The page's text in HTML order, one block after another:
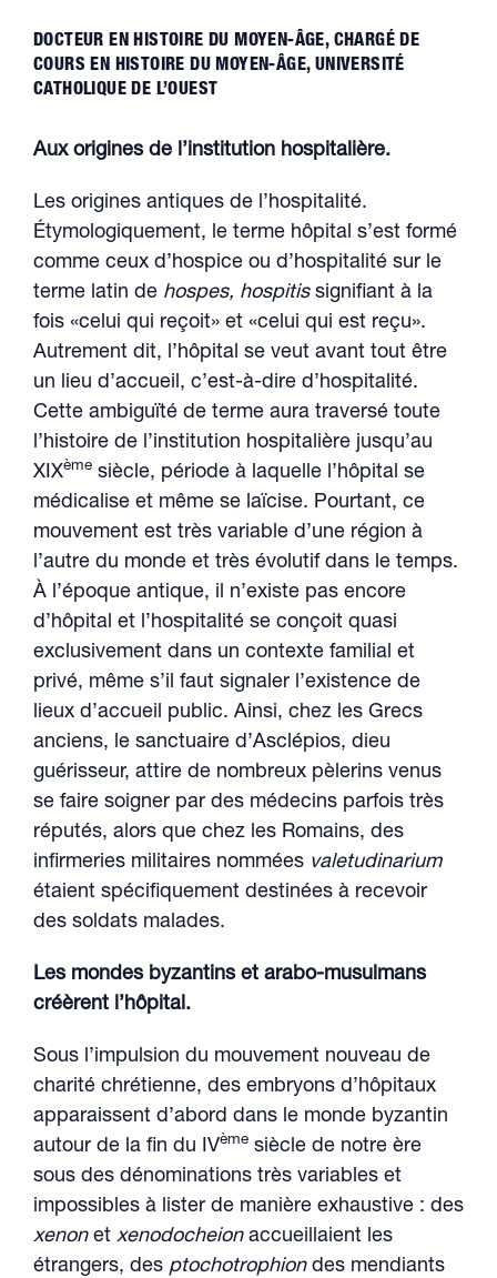
DOCTEUR EN HISTOIRE DU MOYEN-ÂGE, CHARGÉ DE
COURS EN HISTOIRE DU MOYEN-ÂGE, UNIVERSITÉ
CATHOLIQUE DE L’OUEST
Aux origines de l’institution hospitalière.
Les origines antiques de l’hospitalité.
Étymologiquement, le terme hôpital s’est formé
comme ceux d’hospice ou d’hospitalité sur le
terme latin de hospes, hospitissignifiant à la
fois «celui qui reçoit» et «celui qui est reçu».
Autrement dit, l’hôpital se veut avant tout être
un lieu d’accueil, c’est-à-dire d’hospitalité.
Cette ambiguïté de terme aura traversé toute
l’histoire de l’institution hospitalière jusqu’au
XIXème siècle, période à laquelle l’hôpital se
médicalise et même se laïcise. Pourtant, ce
mouvement est très variable d’une région à
l’autre du monde et très évolutif dans le temps.
À l’époque antique, il n’existe pas encore
d’hôpital et l’hospitalité se conçoit quasi
exclusivement dans un contexte familial et
privé, même s’il faut signaler l’existence de
lieux d’accueil public. Ainsi, chez les Grecs
anciens, le sanctuaire d’Asclépios, dieu
guérisseur, attire de nombreux pèlerins venus
se faire soigner par des médecins parfois très
réputés, alors que chez les Romains, des
infirmeries militaires nommées valetudinarium
étaient spécifiquement destinées à recevoir
des soldats malades.
Les mondes byzantins et arabo-musulmans
créèrent l’hôpital.
Sous l’impulsion du mouvement nouveau de
charité chrétienne, des embryons d’hôpitaux
apparaissent d’abord dans le monde byzantin
autour de la fin du IVème siècle de notre ère
sous des dénominations très variables et
impossibles à lister de manière exhaustive : des
xenonet xenodocheion accueillaient les
étrangers, des ptochotrophiondes mendiants